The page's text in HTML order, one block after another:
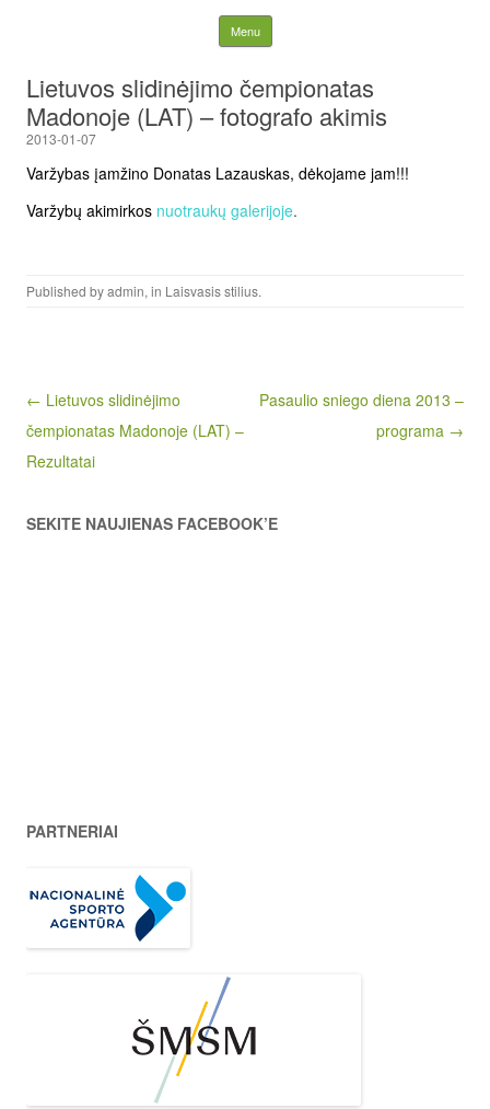
Lietuvos nacionalinė
slidinėjimo asociacija
Menu Skip to content
Lietuvos slidinėjimo čempionatas
Madonoje (LAT) – fotografo akimis
2013-01-07
Varžybas įamžino Donatas Lazauskas, dėkojame jam!!!
Varžybų akimirkos nuotraukų galerijoje.
Published byadmin, in Laisvasis stilius.
Post navigation
← Lietuvos slidinėjimo
čempionatas Madonoje (LAT) –
Rezultatai
Pasaulio sniego diena 2013 –
programa →
SEKITE NAUJIENAS FACEBOOK’E
PARTNERIAI